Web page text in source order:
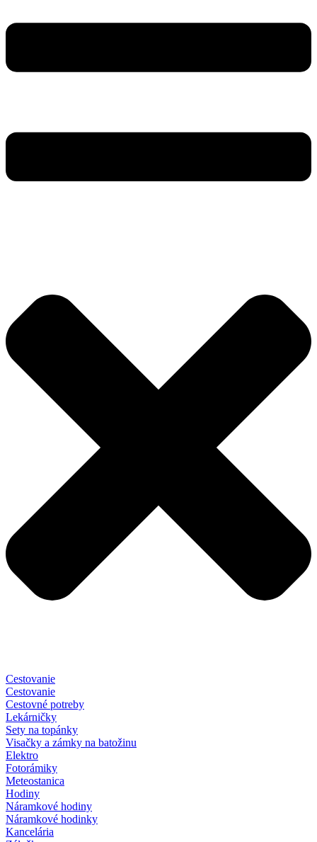
Cestovanie
Cestovanie
Cestovné potreby
Lekárničky
Sety na topánky
Visačky a zámky na batožinu
Elektro
Fotorámiky
Meteostanica
Hodiny
Náramkové hodiny
Náramkové hodinky
Kancelária